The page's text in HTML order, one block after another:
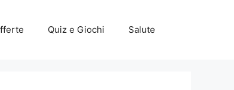
Quiz e Giochi Salute